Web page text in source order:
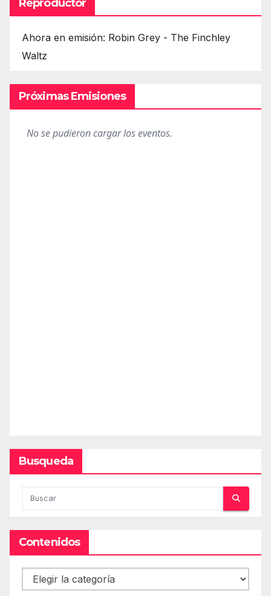
Reproductor
Ahora en emisión: Robin Grey - The Finchley
Waltz
Próximas Emisiones
Busqueda
Contenidos
Contenidos